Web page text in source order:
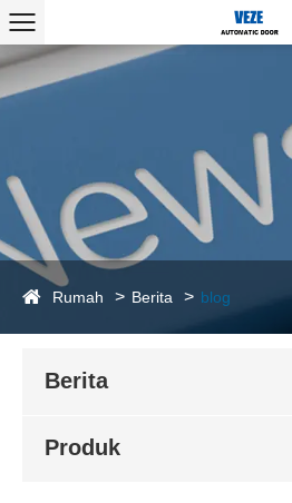
Rumah Berita blog
Berita
Produk